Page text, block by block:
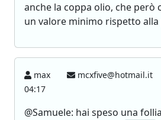
anche la coppa olio, che però
un valore minimo rispetto alla
max mcxfive@hotmail.it
04:17
@Samuele: hai speso una